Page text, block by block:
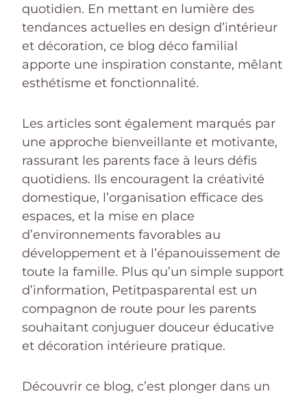
quotidien. En mettant en lumière des
tendances actuelles en design d’intérieur
et décoration, ce blog déco familial
apporte une inspiration constante, mêlant
esthétisme et fonctionnalité.
Les articles sont également marqués par
une approche bienveillante et motivante,
rassurant les parents face à leurs défis
quotidiens. Ils encouragent la créativité
domestique, l’organisation efficace des
espaces, et la mise en place
d’environnements favorables au
développement et à l’épanouissement de
toute la famille. Plus qu’un simple support
d’information, Petitpasparental est un
compagnon de route pour les parents
souhaitant conjuguer douceur éducative
et décoration intérieure pratique.
Découvrir ce blog, c’est plonger dans un